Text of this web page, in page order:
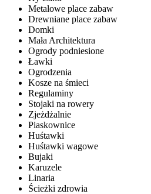
Metalowe place zabaw
Drewniane place zabaw
Domki
Mała Architektura
Ogrody podniesione
Ławki
Ogrodzenia
Kosze na śmieci
Regulaminy
Stojaki na rowery
Zjeżdżalnie
Piaskownice
Huśtawki
Huśtawki wagowe
Bujaki
Karuzele
Linaria
Ścieżki zdrowia